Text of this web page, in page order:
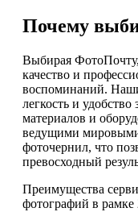
Почему
Выбирая
качество и
воспоминаний.
легкость и
материалов и
ведущими
фоточернил, что
превосходный
Преимущества
фотографий в